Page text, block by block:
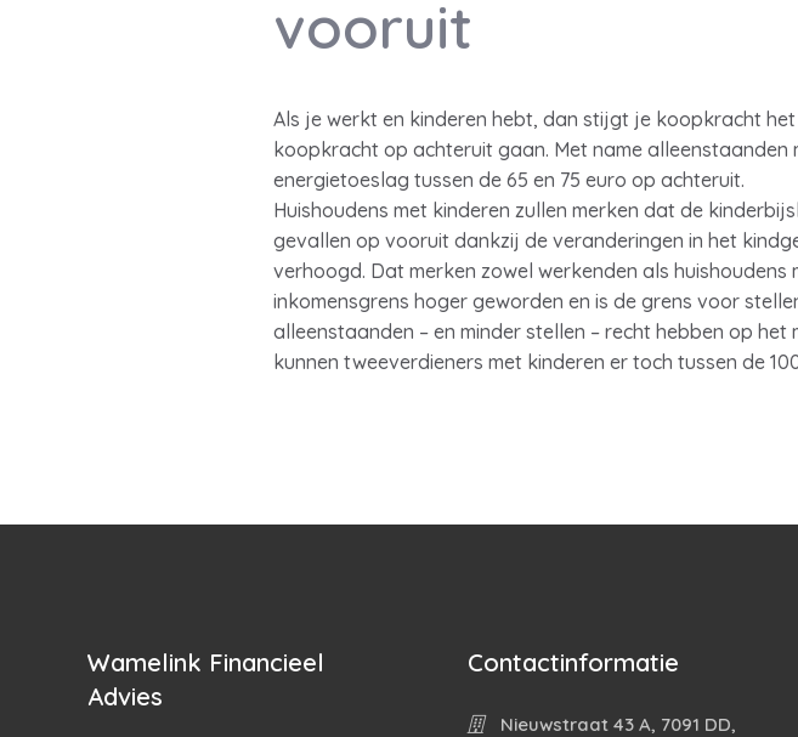
vooruit
Als je werkt en kinderen hebt, dan stijgt je koopkracht
koopkracht op achteruit gaan. Met name
energietoeslag tussen de 65 en 75 euro op achteruit.
Huishoudens met kinderen zullen merken dat de
gevallen op vooruit dankzij de veranderingen in het
verhoogd. Dat merken zowel werkenden als
inkomensgrens hoger geworden en is de grens voor
alleenstaanden – en minder stellen – recht hebben op
kunnen tweeverdieners met kinderen er toch tussen de
Wamelink Financieel
Advies
Contactinformatie
Nieuwstraat 43 A, 7091 DD,